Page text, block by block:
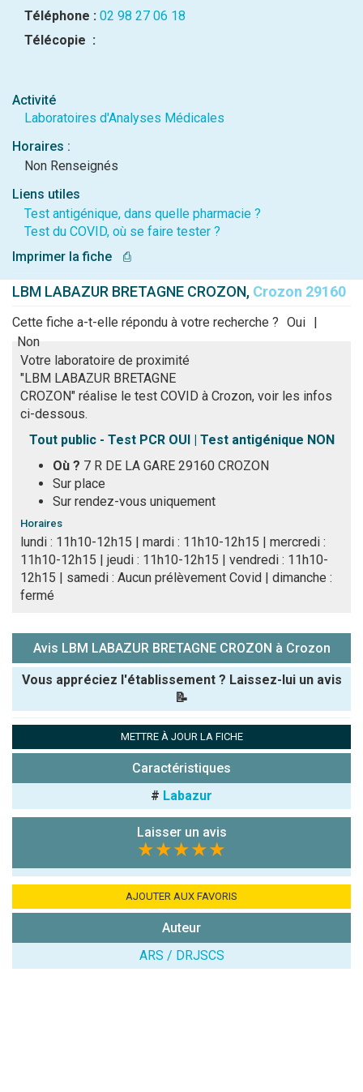
Téléphone : 02 98 27 06 18
Télécopie :
Activité
Laboratoires d'Analyses Médicales
Horaires :
Non Renseignés
Liens utiles
Test antigénique, dans quelle pharmacie ?
Test du COVID, où se faire tester ?
Imprimer la fiche
⎙
LBM LABAZUR BRETAGNE CROZON, Crozon 29160
Cette fiche a-t-elle répondu à votre recherche ? Oui |
Non
Votre laboratoire de proximité
"LBM LABAZUR BRETAGNE
CROZON" réalise le test COVID à Crozon, voir les infos
ci-dessous.
Tout public - Test PCR OUI | Test antigénique NON
Où ? 7 R DE LA GARE 29160 CROZON
Sur place
Sur rendez-vous uniquement
Horaires
lundi : 11h10-12h15 | mardi : 11h10-12h15 | mercredi :
11h10-12h15 | jeudi : 11h10-12h15 | vendredi : 11h10-
12h15 | samedi : Aucun prélèvement Covid | dimanche :
fermé
Avis LBM LABAZUR BRETAGNE CROZON à Crozon
Vous appréciez l'établissement ? Laissez-lui un avis
📝
Note que vous souhaitez attribuer :
Antispam -
chiffres) :
l'établissement
METTRE À JOUR LA FICHE
Caractéristiques
# Labazur
Laisser un avis
★★★★★
AJOUTER AUX FAVORIS
Auteur
ARS / DRJSCS